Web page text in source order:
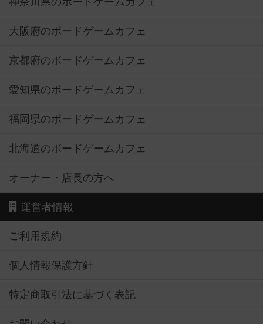
大阪府のボードゲームカフェ
京都府のボードゲームカフェ
愛知県のボードゲームカフェ
福岡県のボードゲームカフェ
北海道のボードゲームカフェ
オーナー・店長の方へ
運営者情報
ご利用規約
個人情報保護方針
特定商取引法に基づく表記